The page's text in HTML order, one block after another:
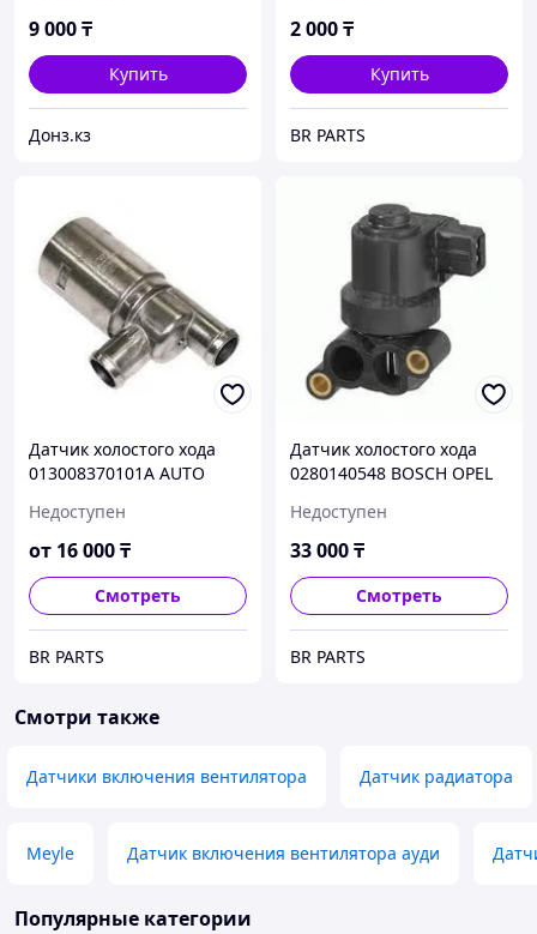
9 000₸
Купить
Донз.кз
B OMEGA-B
2 000₸
Купить
BR PARTS
Датчик холостого хода
013008370101A AUTO
16V 95-98 OMEGA-B 94-99
VECTRA-A2.0 16V 94-95
Недоступен
от 16 000₸
Смотреть
BR PARTS
Датчик холостого хода
0280140548 BOSCH OPEL
2.5 V6 OPEL SINTRA 2.2
16V
Недоступен
33 000₸
Смотреть
BR PARTS
Смотри также
Датчики включения вентилятора Датчик радиатора
Meyle Датчик включения вентилятора ауди
Популярные категории